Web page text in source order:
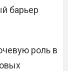
барьер
роль в